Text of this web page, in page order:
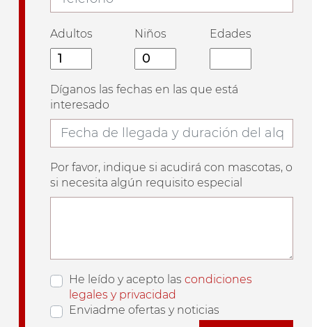
Adultos Niños Edades
Díganos las fechas en las que está
interesado
Por favor, indique si acudirá con mascotas, o
si necesita algún requisito especial
He leído y acepto las condiciones
legales y privacidad
Enviadme ofertas y noticias